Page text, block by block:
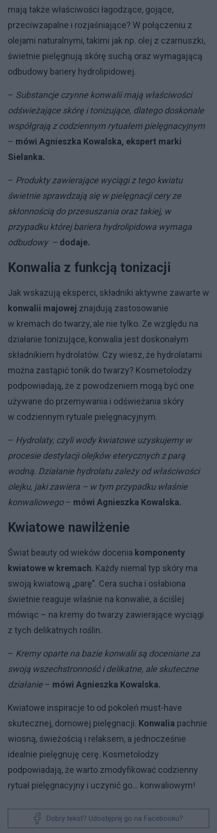
mają także właściwości łagodzące, gojące,
przeciwzapalne i rozjaśniające? W połączeniu z
olejami naturalnymi, takimi jak np. olej z czarnuszki,
świetnie pielęgnują skórę suchą oraz wymagającą
odbudowy bariery hydrolipidowej.
– Substancje czynne konwalii mają właściwości
odświeżające skórę i tonizujące, dlatego doskonale
współgrają z codziennym rytuałem pielęgnacyjnym
– mówi Agnieszka Kowalska, ekspert marki
Sielanka.
– Produkty zawierające wyciągi z tego kwiatu
świetnie sprawdzają się w pielęgnacji cery ze
skłonnością do przesuszania oraz takiej, w
przypadku której bariera hydrolipidowa wymaga
odbudowy – dodaje.
Konwalia z funkcją tonizacji
Jak wskazują eksperci, składniki aktywne zawarte w
konwalii majowej znajdują zastosowanie
w kremach do twarzy, ale nie tylko. Ze względu na
działanie tonizujące, konwalia jest doskonałym
składnikiem hydrolatów. Czy wiesz, że hydrolatami
można zastąpić tonik do twarzy? Kosmetolodzy
podpowiadają, że z powodzeniem mogą być one
używane do przemywania i odświeżania skóry
w codziennym rytuale pielęgnacyjnym.
– Hydrolaty, czyli wody kwiatowe uzyskujemy w
procesie destylacji olejków eterycznych z parą
wodną. Działanie hydrolatu zależy od właściwości
olejku, jaki zawiera – w tym przypadku właśnie
konwaliowego– mówi Agnieszka Kowalska.
Kwiatowe nawilżenie
Świat beauty od wieków docenia komponenty
kwiatowe w kremach. Każdy niemal typ skóry ma
swoją kwiatową „parę”. Cera sucha i osłabiona
świetnie reaguje właśnie na konwalie, a ściślej
mówiąc – na kremy do twarzy zawierające wyciągi
z tych delikatnych roślin.
– Kremy oparte na bazie konwalii są doceniane za
swoją wszechstronność i delikatne, ale skuteczne
działanie – mówi Agnieszka Kowalska.
Kwiatowe inspiracje to od pokoleń must-have
skutecznej, domowej pielęgnacji. Konwalia pachnie
wiosną, świeżością i relaksem, a jednocześnie
idealnie pielęgnuję cerę. Kosmetolodzy
podpowiadają, że warto zmodyfikować codzienny
rytuał pielęgnacyjny i uczynić go… konwaliowym!
Dobry tekst? Udostępnij go na Facebooku?